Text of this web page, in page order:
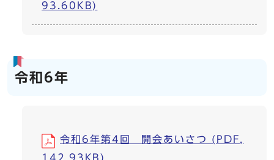
93.60KB)
令和6年
令和6年第4回 開会あいさつ (PDF,
142.93KB)